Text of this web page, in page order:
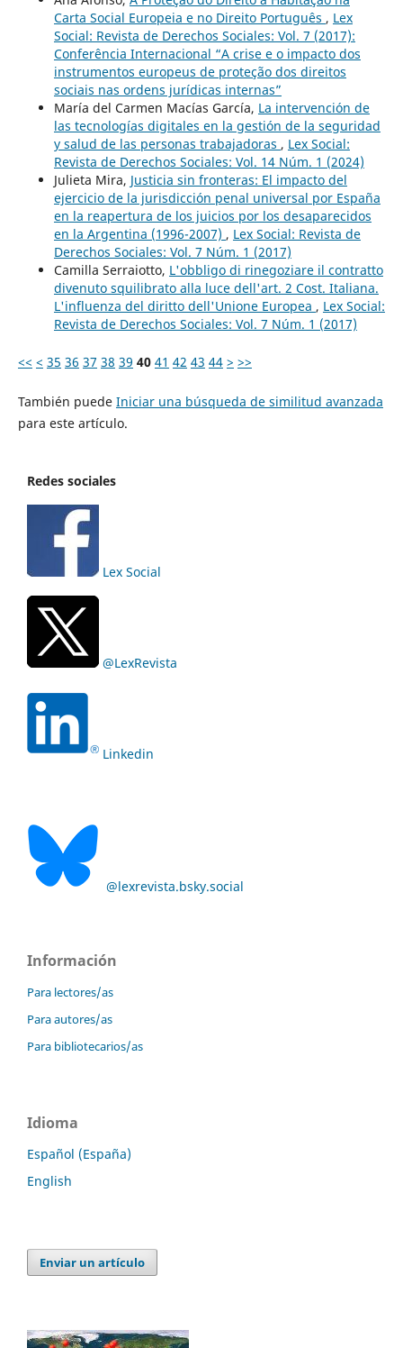
Carta Social Europeia e no Direito Português , Lex
Social: Revista de Derechos Sociales: Vol. 7 (2017):
Conferência Internacional “A crise e o impacto dos
instrumentos europeus de proteção dos direitos
sociais nas ordens jurídicas internas”
María del Carmen Macías García, La intervención de
las tecnologías digitales en la gestión de la seguridad
y salud de las personas trabajadoras , Lex Social:
Revista de Derechos Sociales: Vol. 14 Núm. 1 (2024)
Julieta Mira, Justicia sin fronteras: El impacto del
ejercicio de la jurisdicción penal universal por España
en la reapertura de los juicios por los desaparecidos
en la Argentina (1996-2007) , Lex Social: Revista de
Derechos Sociales: Vol. 7 Núm. 1 (2017)
Camilla Serraiotto, L'obbligo di rinegoziare il contratto
divenuto squilibrato alla luce dell'art. 2 Cost. Italiana.
L'influenza del diritto dell'Unione Europea , Lex Social:
Revista de Derechos Sociales: Vol. 7 Núm. 1 (2017)
<< < 35 36 37 38 39 40 41 42 43 44 > >>
También puede Iniciar una búsqueda de similitud avanzada
para este artículo.
Redes sociales
Lex Social
@LexRevista
Linkedin
@lexrevista.bsky.social
Información
Para lectores/as
Para autores/as
Para bibliotecarios/as
Idioma
Español (España)
English
Enviar un artículo